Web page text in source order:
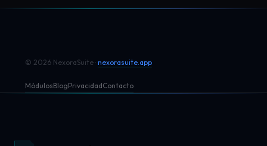
© 2026 NexoraSuite · nexorasuite.app
MódulosBlogPrivacidadContacto